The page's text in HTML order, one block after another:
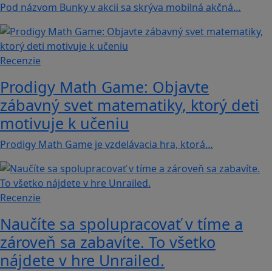
Pod názvom Bunky v akcii sa skrýva mobilná akčná…
Recenzie
Prodigy Math Game: Objavte
zábavný svet matematiky, ktorý deti
motivuje k učeniu
Prodigy Math Game je vzdelávacia hra, ktorá…
Recenzie
Naučíte sa spolupracovať v tíme a
zároveň sa zabavíte. To všetko
nájdete v hre Unrailed.